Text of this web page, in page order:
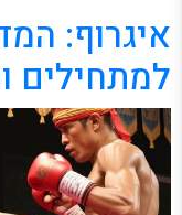
איגרוף:
למתחילים